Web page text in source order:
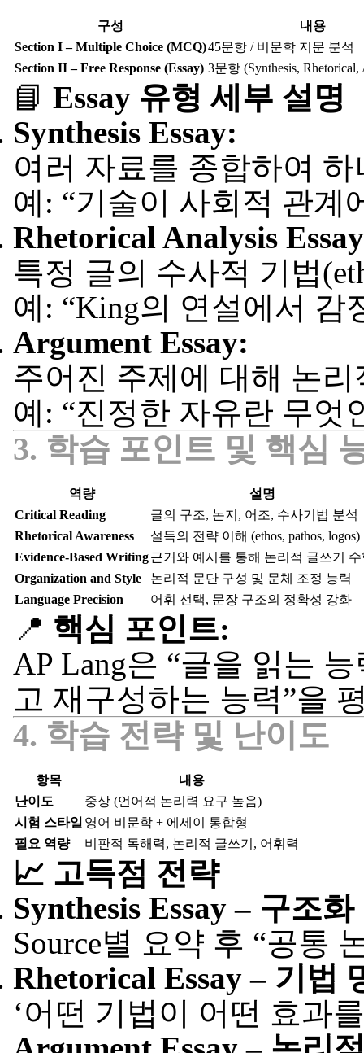
구성
내용
Section I – Multiple Choice (MCQ)45문항 / 비문학 지문 분석
Section II – Free Response (Essay) 3문항 (Synthesis, Rhetorical,
📘 Essay 유형 세부 설명
Synthesis Essay:
여러 자료를 종합하여
예: “기술이 사회적 관계
Rhetorical Analysis
특정 글의 수사적 기법
예: “King의 연설에서 감
Argument Essay:
주어진 주제에 대해 논
예: “진정한 자유란 무엇
3. 학습 포인트 및 핵심
역량
설명
Critical Reading
글의 구조, 논지, 어조, 수사기법 분석
Rhetorical Awareness
설득의 전략 이해 (ethos, pathos, logos)
Evidence-Based Writing근거와 예시를 통해 논리적 글쓰기 수
Organization and Style
논리적 문단 구성 및 문체 조정 능력
Language Precision
어휘 선택, 문장 구조의 정확성 강화
📍 핵심 포인트:
AP Lang은 “글을 읽는
고 재구성하는 능력”을
4. 학습 전략 및 난이도
항목
내용
난이도
중상 (언어적 논리력 요구 높음)
시험 스타일 영어 비문학 + 에세이 통합형
필요 역량
비판적 독해력, 논리적 글쓰기, 어휘력
📈 고득점 전략
Synthesis Essay – 구조
Source별 요약 후 “공통
Rhetorical Essay – 기법
‘어떤 기법이 어떤 효과